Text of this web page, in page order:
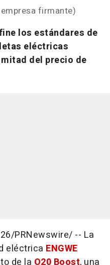
firmante)
los estándares de
eléctricas
del precio de
/PRNewswire/ -- La
eléctrica ENGWE
de la O20 Boost, una